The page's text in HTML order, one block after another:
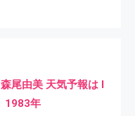
森尾由美 天気予報は I
年